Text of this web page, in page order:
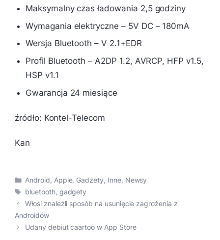
Maksymalny czas ładowania 2,5 godziny
Wymagania elektryczne – 5V DC – 180mA
Wersja Bluetooth – V 2.1+EDR
Profil Bluetooth – A2DP 1.2, AVRCP, HFP v1.5,
HSP v1.1
Gwarancja 24 miesiące
źródło: Kontel-Telecom
Kan
Kategorie
Android, Apple, Gadżety, Inne, Newsy
Tagi
bluetooth, gadgety
Włosi znaleźli sposób na usunięcie zagrożenia z
Androidów
Udany debiut caartoo w App Store